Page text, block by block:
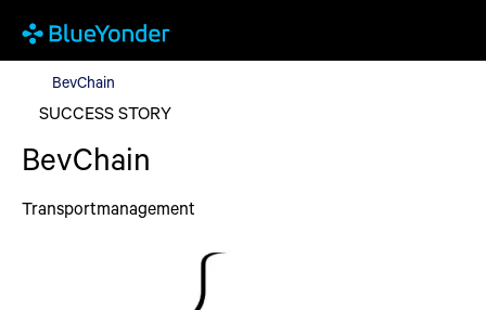
BevChainBevChain
SUCCESS STORY
BevChain
Transportmanagement